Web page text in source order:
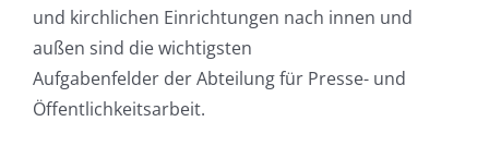
und kirchlichen Einrichtungen nach innen und
außen sind die wichtigsten
Aufgabenfelder der Abteilung für Presse- und
Öffentlichkeitsarbeit.